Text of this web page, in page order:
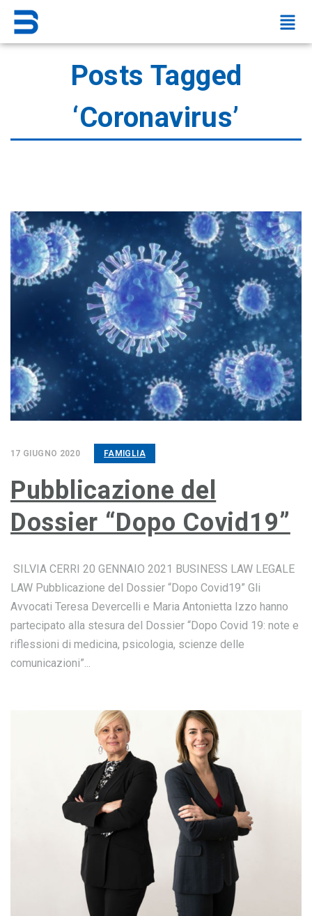
Posts Tagged
‘Coronavirus’
17 GIUGNO 2020 FAMIGLIA
Pubblicazione del
Dossier “Dopo Covid19”
SILVIA CERRI 20 GENNAIO 2021 BUSINESS LAW LEGALE
LAW Pubblicazione del Dossier “Dopo Covid19” Gli
Avvocati Teresa Devercelli e Maria Antonietta Izzo hanno
partecipato alla stesura del Dossier “Dopo Covid 19: note e
riflessioni di medicina, psicologia, scienze delle
comunicazioni”...